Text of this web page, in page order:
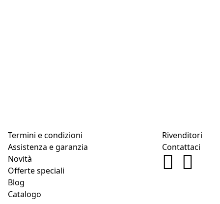
Termini e condizioni
Assistenza e garanzia
Novità
Offerte speciali
Blog
Catalogo
Rivenditori
Contattaci